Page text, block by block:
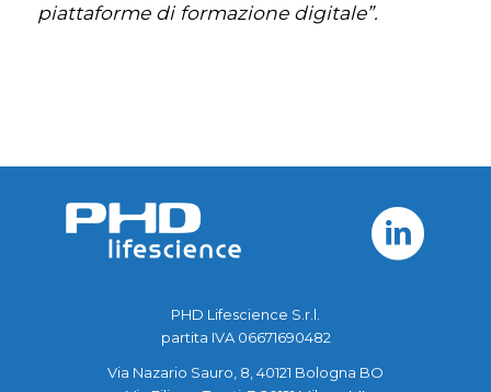
piattaforme di formazione digitale”.
PHD Lifescience S.r.l.
partita IVA 06671690482
Via Nazario Sauro, 8, 40121 Bologna BO